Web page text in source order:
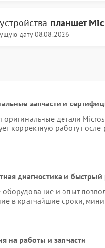
планшет
дату 08.08.2026
запчасти и
оригинальные детали
корректную работу
диагностика и
и опыт
в кратчайшие сроки,
на работы и запчасти